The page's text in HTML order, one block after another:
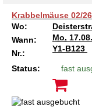
Krabbelmäuse 02/
Wo:
Wann:
Mo.
Nr.:
Y1-B123
Status: fast